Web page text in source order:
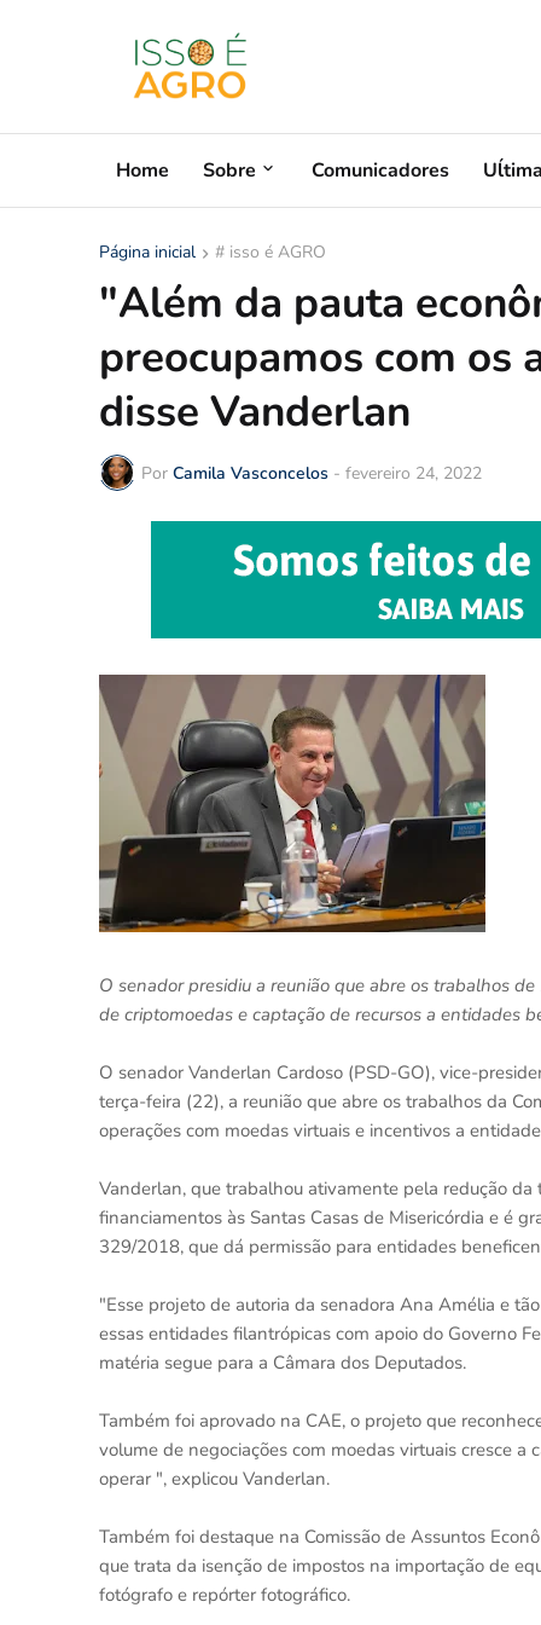
Home Sobre Comunicadores
Página inicial # isso é AGRO
"Além da pauta
preocupamos com os
disse Vanderlan
Por Camila Vasconcelos - fevereiro 24, 2022
O senador presidiu a reunião que abre os trabalhos
de criptomoedas e captação de recursos a entidades
O senador Vanderlan Cardoso (PSD-GO), vice-
terça-feira (22), a reunião que abre os trabalhos da
operações com moedas virtuais e incentivos a
Vanderlan, que trabalhou ativamente pela redução
financiamentos às Santas Casas de Misericórdia e é
329/2018, que dá permissão para entidades
"Esse projeto de autoria da senadora Ana Amélia e
essas entidades filantrópicas com apoio do Governo
matéria segue para a Câmara dos Deputados.
Também foi aprovado na CAE, o projeto que
volume de negociações com moedas virtuais cresce
operar ", explicou Vanderlan.
Também foi destaque na Comissão de Assuntos
que trata da isenção de impostos na importação de
fotógrafo e repórter fotográfico.